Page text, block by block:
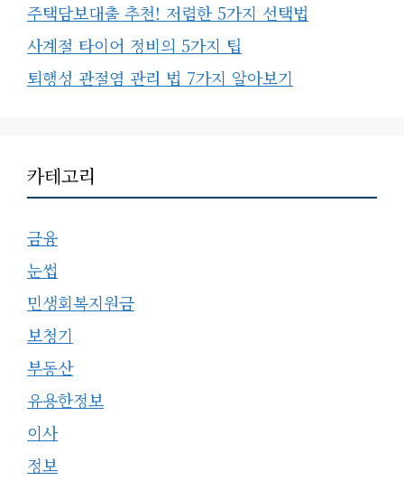
주택담보대출 추천! 저렴한 5가지 선택법
사계절 타이어 정비의 5가지 팁
퇴행성 관절염 관리 법 7가지 알아보기
카테고리
금융
눈썹
민생회복지원금
보청기
부동산
유용한정보
이사
정보